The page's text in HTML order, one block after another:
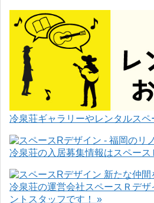
冷泉荘ギャラリーやレンタルス
冷泉荘の入居募集情報はスペー
冷泉荘の運営会社スペースＲデ
ントスタッフです！ »